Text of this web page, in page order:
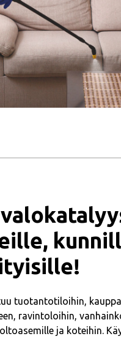
tuotantotiloihin,
ravintoloihin,
ja koteihin.